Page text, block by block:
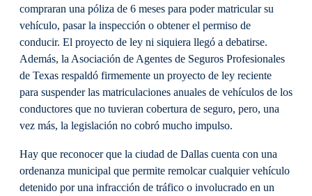
compraran una póliza de 6 meses para poder matricular su
vehículo, pasar la inspección o obtener el permiso de
conducir. El proyecto de ley ni siquiera llegó a debatirse.
Además, la Asociación de Agentes de Seguros Profesionales
de Texas respaldó firmemente un proyecto de ley reciente
para suspender las matriculaciones anuales de vehículos de los
conductores que no tuvieran cobertura de seguro, pero, una
vez más, la legislación no cobró mucho impulso.
Hay que reconocer que la ciudad de Dallas cuenta con una
ordenanza municipal que permite remolcar cualquier vehículo
detenido por una infracción de tráfico o involucrado en un